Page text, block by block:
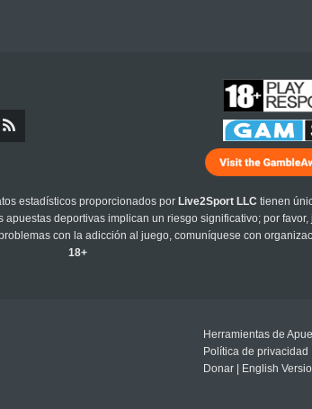
estadísticos proporcionados por Live2Sport LLC tienen
deportivas implican un riesgo significativo; por
con la adicción al juego, comuníquese con
18+
Herramientas de
Política de privacidad
Donar
English